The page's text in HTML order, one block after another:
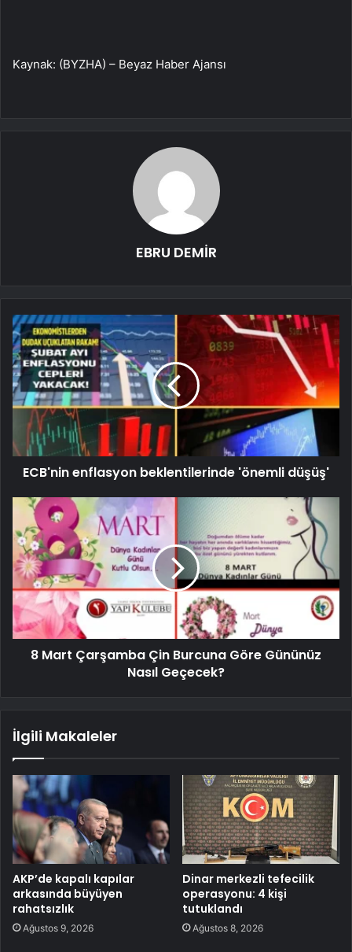
Kaynak: (BYZHA) – Beyaz Haber Ajansı
EBRU DEMİR
ECB'nin enflasyon beklentilerinde 'önemli düşüş'
8 Mart Çarşamba Çin Burcuna Göre Gününüz
Nasıl Geçecek?
İlgili Makaleler
AKP’de kapalı kapılar
arkasında büyüyen
rahatsızlık
Ağustos 9, 2026
Dinar merkezli tefecilik
operasyonu: 4 kişi
tutuklandı
Ağustos 8, 2026